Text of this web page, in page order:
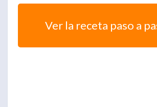
Ver la receta paso a